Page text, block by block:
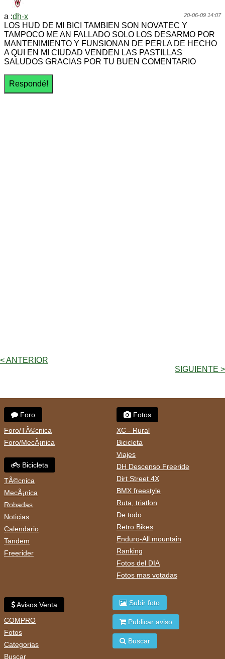
20-06-09 14:07
a :dh-x
LOS HUD DE MI BICI TAMBIEN SON NOVATEC Y
TAMPOCO ME AN FALLADO SOLO LOS DESARMO POR
MANTENIMIENTO Y FUNSIONAN DE PERLA DE HECHO
A QUI EN MI CIUDAD VENDEN LAS PASTILLAS
SALUDOS GRACIAS POR TU BUEN COMENTARIO
< ANTERIOR
SIGUIENTE >
Foro
Foro/TÃ©cnica
Foro/MecÃ¡nica
Bicicleta
TÃ©cnica
MecÃ¡nica
Robadas
Noticias
Calendario
Tandem
Freerider
Fotos
XC - Rural
Bicicleta
Viajes
DH Descenso Freeride
Dirt Street 4X
BMX freestyle
Ruta, triatlon
De todo
Retro Bikes
Enduro-All mountain
Ranking
Fotos del DIA
Fotos mas votadas
Avisos Venta
COMPRO
Fotos
Categorias
Buscar
Subir foto
Publicar aviso
Buscar